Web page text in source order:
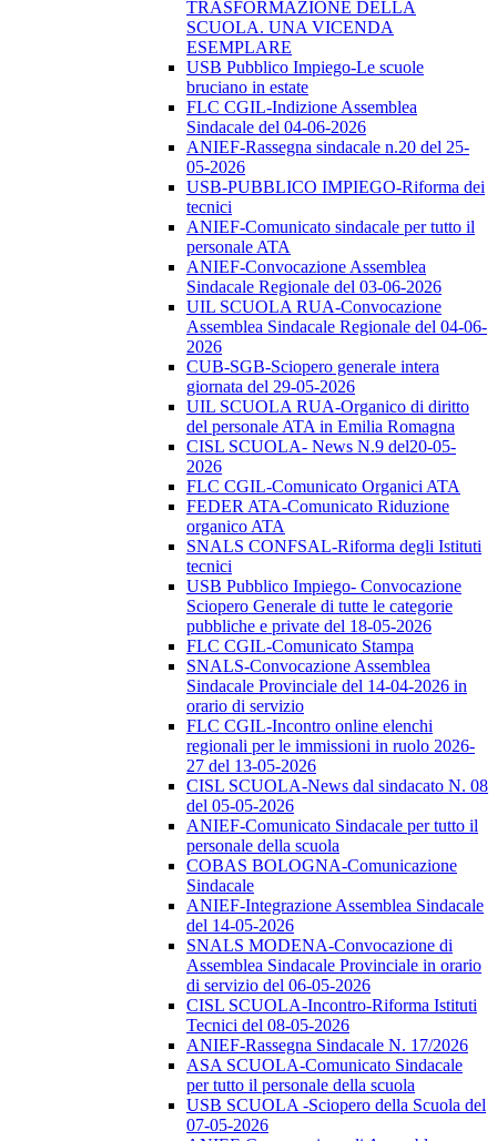
TRASFORMAZIONE DELLA
SCUOLA. UNA VICENDA
ESEMPLARE
USB Pubblico Impiego-Le scuole
bruciano in estate
FLC CGIL-Indizione Assemblea
Sindacale del 04-06-2026
ANIEF-Rassegna sindacale n.20 del 25-
05-2026
USB-PUBBLICO IMPIEGO-Riforma dei
tecnici
ANIEF-Comunicato sindacale per tutto il
personale ATA
ANIEF-Convocazione Assemblea
Sindacale Regionale del 03-06-2026
UIL SCUOLA RUA-Convocazione
Assemblea Sindacale Regionale del 04-06-
2026
CUB-SGB-Sciopero generale intera
giornata del 29-05-2026
UIL SCUOLA RUA-Organico di diritto
del personale ATA in Emilia Romagna
CISL SCUOLA- News N.9 del20-05-
2026
FLC CGIL-Comunicato Organici ATA
FEDER ATA-Comunicato Riduzione
organico ATA
SNALS CONFSAL-Riforma degli Istituti
tecnici
USB Pubblico Impiego- Convocazione
Sciopero Generale di tutte le categorie
pubbliche e private del 18-05-2026
FLC CGIL-Comunicato Stampa
SNALS-Convocazione Assemblea
Sindacale Provinciale del 14-04-2026 in
orario di servizio
FLC CGIL-Incontro online elenchi
regionali per le immissioni in ruolo 2026-
27 del 13-05-2026
CISL SCUOLA-News dal sindacato N. 08
del 05-05-2026
ANIEF-Comunicato Sindacale per tutto il
personale della scuola
COBAS BOLOGNA-Comunicazione
Sindacale
ANIEF-Integrazione Assemblea Sindacale
del 14-05-2026
SNALS MODENA-Convocazione di
Assemblea Sindacale Provinciale in orario
di servizio del 06-05-2026
CISL SCUOLA-Incontro-Riforma Istituti
Tecnici del 08-05-2026
ANIEF-Rassegna Sindacale N. 17/2026
ASA SCUOLA-Comunicato Sindacale
per tutto il personale della scuola
USB SCUOLA -Sciopero della Scuola del
07-05-2026